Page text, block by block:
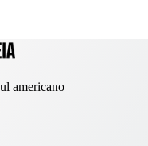
americano